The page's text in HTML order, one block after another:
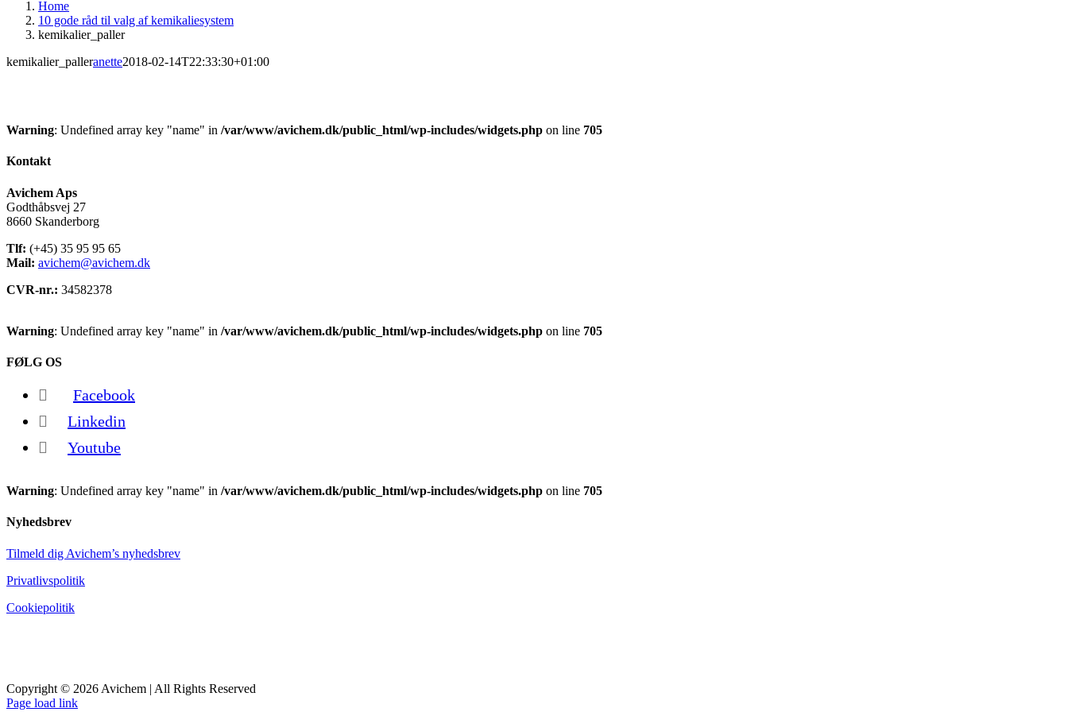
Home
10 gode råd til valg af kemikaliesystem
kemikalier_paller
kemikalier_palleranette2018-02-14T22:33:30+01:00
Warning: Undefined array key "name" in /var/www/avichem.dk/public_html/wp-includes/widgets.php on line 705
Kontakt
Avichem Aps
Godthåbsvej 27
8660 Skanderborg
Tlf: (+45) 35 95 95 65
Mail: avichem@avichem.dk
CVR-nr.: 34582378
Warning: Undefined array key "name" in /var/www/avichem.dk/public_html/wp-includes/widgets.php on line 705
FØLG OS
Facebook
Linkedin
Youtube
Warning: Undefined array key "name" in /var/www/avichem.dk/public_html/wp-includes/widgets.php on line 705
Nyhedsbrev
Tilmeld dig Avichem’s nyhedsbrev
Privatlivspolitik
Cookiepolitik
Copyright © 2026 Avichem | All Rights Reserved
Page load link